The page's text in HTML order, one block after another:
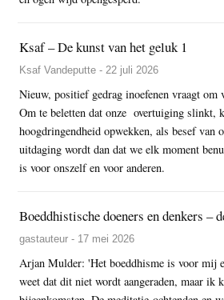
Ksaf – De kunst van het geluk 1
Ksaf Vandeputte - 22 juli 2026
Nieuw, positief gedrag inoefenen vraagt om
Om te beletten dat onze overtuiging slinkt,
hoogdringendheid opwekken, als besef van
uitdaging wordt dan dat we elk moment
is voor onszelf en voor anderen.
Boeddhistische doeners en denkers –
gastauteur - 17 mei 2026
Arjan Mulder: 'Het boeddhisme is voor mij
weet dat dit niet wordt aangeraden, maar ik